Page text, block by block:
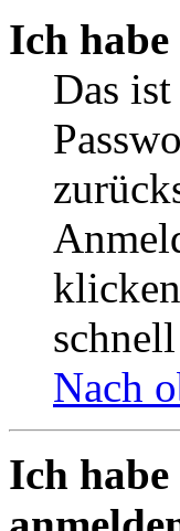
Ich habe
Das
Nach
Ich